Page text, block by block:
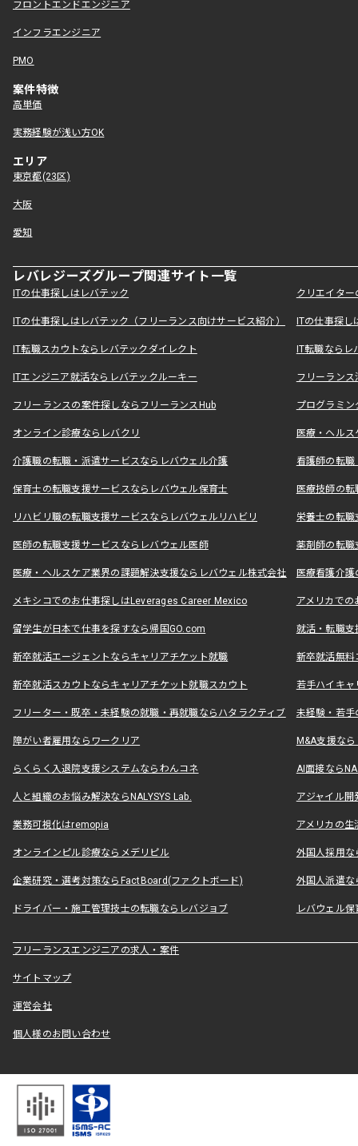
フロントエンドエンジニア
インフラエンジニア
PMO
案件特徴
高単価
実務経験が浅い方OK
エリア
東京都(23区)
大阪
愛知
レバレジーズグループ関連サイト一覧
ITの仕事探しはレバテック クリエイタ
ITの仕事探しはレバテック（フリーランス向けサービス紹介） ITの仕事探
IT転職スカウトならレバテックダイレクト IT転職なら
ITエンジニア就活ならレバテックルーキー フリーラン
フリーランスの案件探しならフリーランスHub プログラミ
オンライン診療ならレバクリ 医療・ヘル
介護職の転職・派遣サービスならレバウェル介護 看護師の転
保育士の転職支援サービスならレバウェル保育士 医療技師の
リハビリ職の転職支援サービスならレバウェルリハビリ 栄養士の転
医師の転職支援サービスならレバウェル医師 薬剤師の転
医療・ヘルスケア業界の課題解決支援ならレバウェル株式会社 医療看護介
メキシコでのお仕事探しはLeverages Career Mexico アメリカで
留学生が日本で仕事を探すなら帰国GO.com 就活・転職
新卒就活エージェントならキャリアチケット就職 新卒就活無料
新卒就活スカウトならキャリアチケット就職スカウト 若手ハイキ
フリーター・既卒・未経験の就職・再就職ならハタラクティブ 未経験・若手
障がい者雇用ならワークリア M&A支援な
らくらく入退院支援システムならわんコネ AI面接なら
人と組織のお悩み解決ならNALYSYS Lab. アジャイル
業務可視化はremopia アメリカの
オンラインピル診療ならメデリピル 外国人採用
企業研究・選考対策ならFactBoard(ファクトボード) 外国人派遣な
ドライバー・施工管理技士の転職ならレバジョブ レバウェル
フリーランスエンジニアの求人・案件
サイトマップ
運営会社
個人様のお問い合わせ